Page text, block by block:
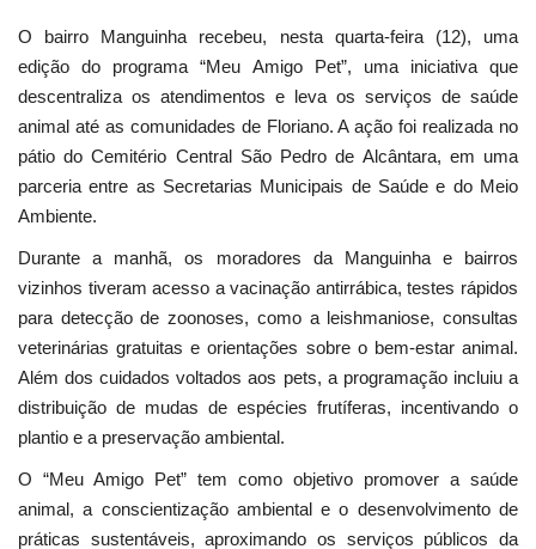
O bairro Manguinha recebeu, nesta quarta-feira (12), uma
edição do programa “Meu Amigo Pet”, uma iniciativa que
descentraliza os atendimentos e leva os serviços de saúde
animal até as comunidades de Floriano. A ação foi realizada no
pátio do Cemitério Central São Pedro de Alcântara, em uma
parceria entre as Secretarias Municipais de Saúde e do Meio
Ambiente.
Durante a manhã, os moradores da Manguinha e bairros
vizinhos tiveram acesso a vacinação antirrábica, testes rápidos
para detecção de zoonoses, como a leishmaniose, consultas
veterinárias gratuitas e orientações sobre o bem-estar animal.
Além dos cuidados voltados aos pets, a programação incluiu a
distribuição de mudas de espécies frutíferas, incentivando o
plantio e a preservação ambiental.
O “Meu Amigo Pet” tem como objetivo promover a saúde
animal, a conscientização ambiental e o desenvolvimento de
práticas sustentáveis, aproximando os serviços públicos da